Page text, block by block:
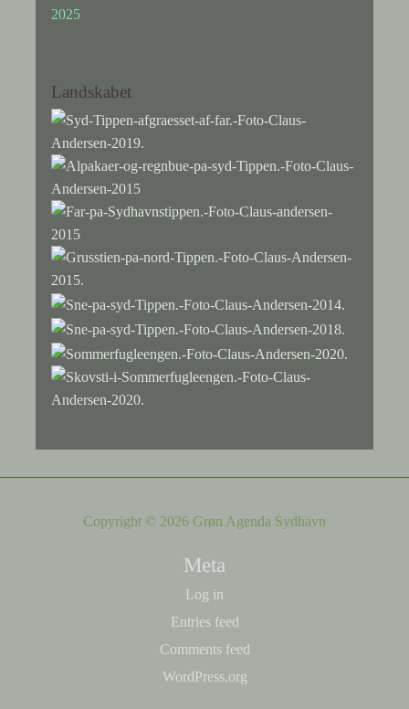
2025
Landskabet
Copyright © 2026 Grøn Agenda Sydhavn
Meta
Log in
Entries feed
Comments feed
WordPress.org